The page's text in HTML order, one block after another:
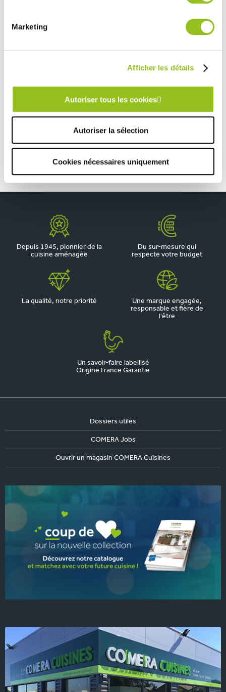
Marketing
Afficher les détails
Autoriser tous les cookies
Autoriser la sélection
Cookies nécessaires uniquement
Cuisine noire et bois
Depuis 1945, pionnier de la
cuisine aménagée
Du sur-mesure qui
respecte votre budget
La qualité, notre priorité
Une marque engagée,
responsable et fière de
l'être
Un savoir-faire labellisé
Origine France Garantie
Dossiers utiles
COMERA Jobs
Ouvrir un magasin COMERA Cuisines